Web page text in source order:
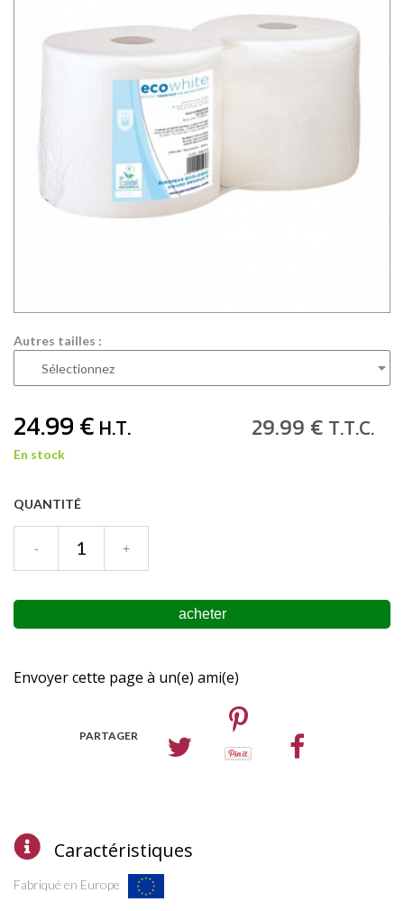
Autres tailles :
24.99€ H.T. 29.99 € T.T.C.
En stock
QUANTITÉ
Envoyer cette page à un(e) ami(e)
PARTAGER
Caractéristiques
Fabriqué en Europe